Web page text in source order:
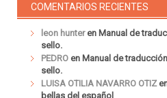
COMENTARIOS RECIENTES
leon hunteren Manual de
sello.
PEDRO en Manual de
sello.
LUISA OTILIA NAVARRO OTIZ
bellas del español